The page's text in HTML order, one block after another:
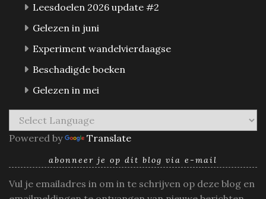
Leesdoelen 2026 update #2
Gelezen in juni
Experiment wandelvierdaagse
Beschadigde boeken
Gelezen in mei
Powered by Translate
abonneer je op dit blog via e-mail
Vul je emailadres in om in te schrijven op deze blog en